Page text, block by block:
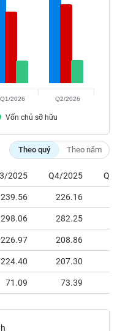
Vốn chủ sỡ hữu
Q1/2026 Q2/2026
Theo quý Theo năm
2025 Q4/2025
239.56 226.16
298.06 282.25
226.97 208.86
224.40 207.30
71.09 73.39